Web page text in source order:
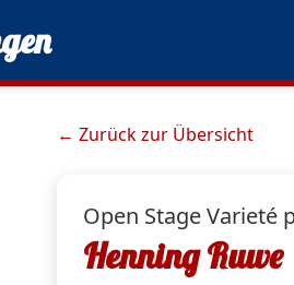
← Zurück zur Übersicht
Open Stage Varieté
Henning Ruwe